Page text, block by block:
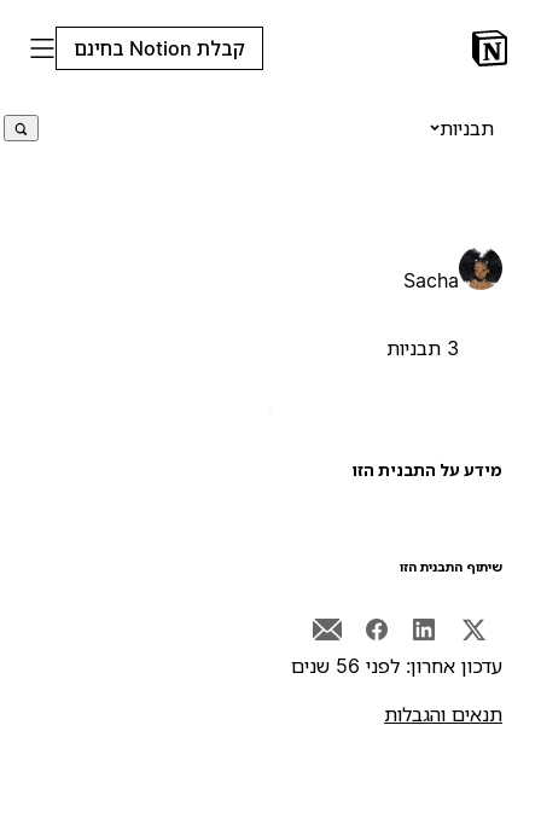
קבלת Notion בחינם
תבניות
Sacha
על התבנית הזו
התבנית הזו
אחרון: לפני 56 שנים
והגבלות